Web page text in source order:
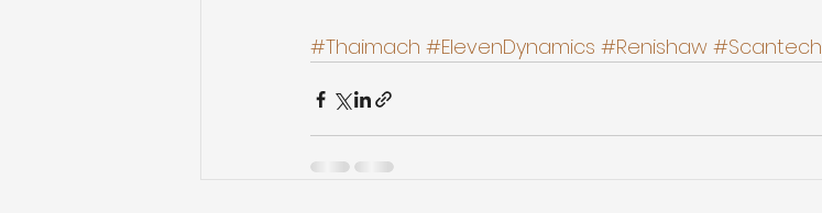
#Thaimach #ElevenDynamics #Renishaw #Scantech